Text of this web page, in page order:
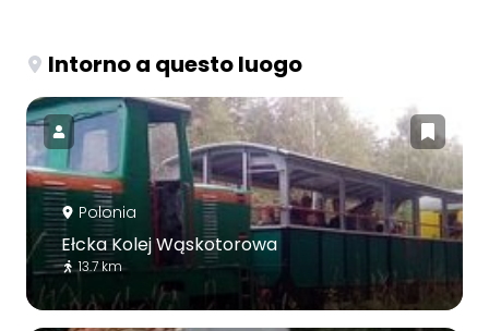
Intorno a questo luogo
Polonia
Ełcka Kolej Wąskotorowa
13.7 km